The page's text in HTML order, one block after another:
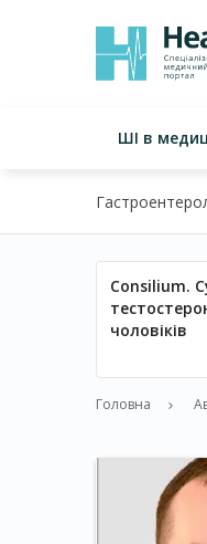
ШІ в
Consilium.
чоловіків
Головна